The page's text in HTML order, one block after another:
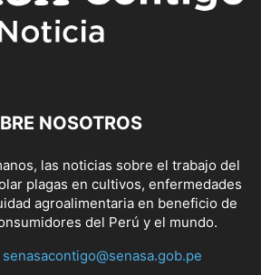
NOSOTROS
las noticias sobre el trabajo del
plagas en cultivos, enfermedades
agroalimentaria en beneficio de
del Perú y el mundo.
senasacontigo@senasa.gob.pe